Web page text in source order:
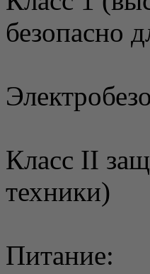
безопасно
Класс II
техники)
Питание: